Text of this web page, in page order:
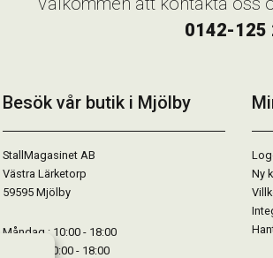
0142-125
Besök vår butik i Mjölby
StallMagasinet AB
Västra Lärketorp
59595 Mjölby
Måndag : 10:00 - 18:00
Tisdag : 10:00 - 18:00
Ny